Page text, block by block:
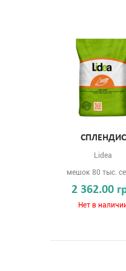
СПЛЕНДИС
Lidea
мешок 80 тыс.
2 362.00
Нет в